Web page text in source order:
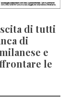
di tutti
di
e
le